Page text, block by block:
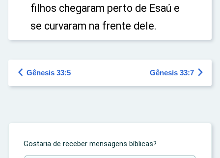
filhos chegaram perto de Esaú e
se curvaram na frente dele.
 Gênesis 33:5 Gênesis 33:7 
Gostaria de receber mensagens bíblicas?